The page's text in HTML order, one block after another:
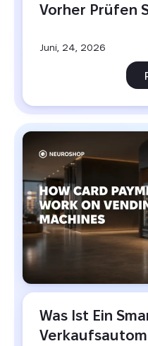
Vorher Prüfen
Juni, 24, 2026
Was Ist Ein